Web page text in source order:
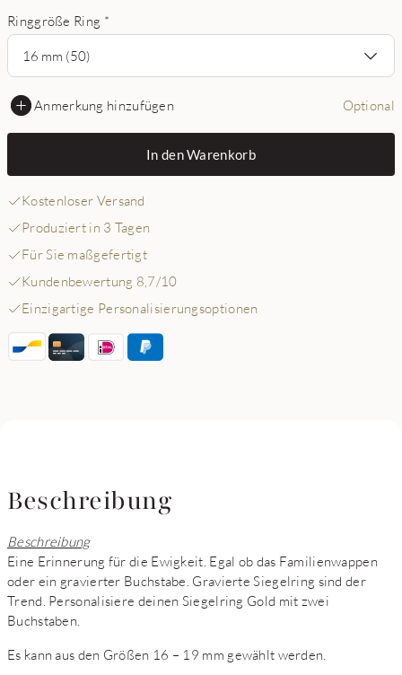
Ringgröße Ring *
16 mm (50)
Anmerkung hinzufügen Optional
In den Warenkorb
Kostenloser Versand
Produziert in 3 Tagen
Für Sie maßgefertigt
Kundenbewertung 8,7/10
Einzigartige Personalisierungsoptionen
Beschreibung
Beschreibung
Eine Erinnerung für die Ewigkeit. Egal ob das Familienwappen
oder ein gravierter Buchstabe. Gravierte Siegelring sind der
Trend. Personalisiere deinen Siegelring Gold mit zwei
Buchstaben.
Es kann aus den Größen 16 – 19 mm gewählt werden.